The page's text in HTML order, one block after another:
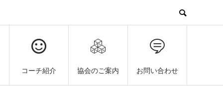
コーチ紹介 協会のご案内 お問い合わせ